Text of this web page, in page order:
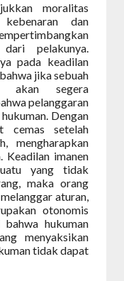
moralitas
dan
pelakunya.
pada keadilan
jika sebuah
akan segera
pelanggaran
Dengan
cemas setelah
mengharapkan
Keadilan imanen
yang tidak
maka orang
aturan,
otonomis
hukuman
menyaksikan
tidak dapat